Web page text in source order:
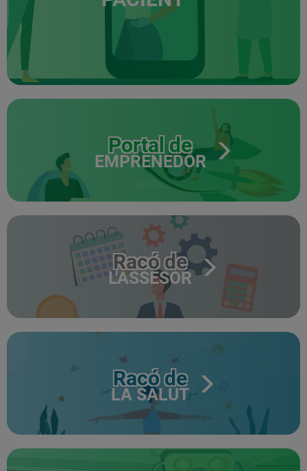
Portal de
EMPRENEDOR
Racó de
L'ASSESOR
Racó de
LA SALUT